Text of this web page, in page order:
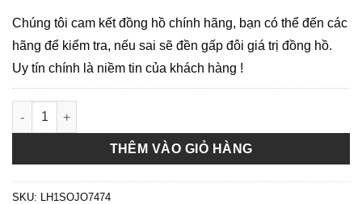
Chúng tôi cam kết đồng hồ chính hãng, bạn có thể đến các
hãng để kiểm tra, nếu sai sẽ đền gấp đôi giá trị đồng hồ.
Uy tín chính là niềm tin của khách hàng !
Bulova Quartz 96A217 - Đồng Hồ Nam số lượng
THÊM VÀO GIỎ HÀNG
SKU: LH1SOJO7474